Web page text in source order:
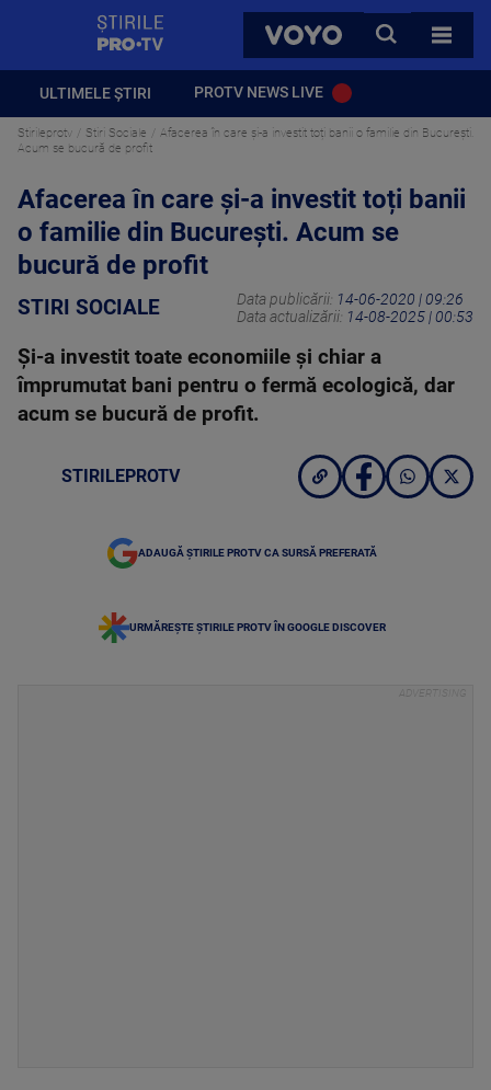
VOYO
CAUTA
TOATE
ULTIMELE ȘTIRI PROTV NEWS LIVE
Stirileprotv Stiri Sociale
Afacerea în care și-a investit toți banii o familie din București.
Acum se bucură de profit
Afacerea în care și-a investit toți banii
o familie din București. Acum se
bucură de profit
STIRI SOCIALE Data publicării: 14-06-2020 | 09:26
Data actualizării: 14-08-2025 | 00:53
Și-a investit toate economiile și chiar a
împrumutat bani pentru o fermă ecologică, dar
acum se bucură de profit.
STIRILEPROTV
ADAUGĂ ȘTIRILE PROTV CA SURSĂ PREFERATĂ
URMĂREȘTE ȘTIRILE PROTV ÎN GOOGLE DISCOVER